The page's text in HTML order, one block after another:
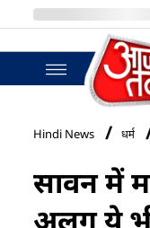
BT
Hindi News धर्म
सावन में
अलग ये